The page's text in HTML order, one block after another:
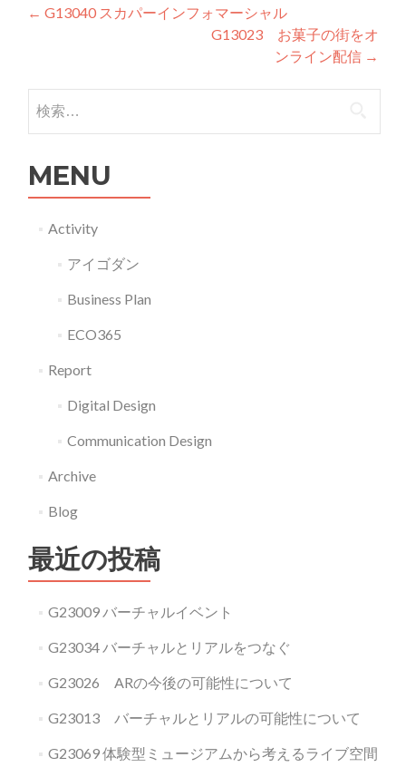
投稿ナビゲーション
← G13040 スカパーインフォマーシャル
G13023 お菓子の街をオ
ンライン配信 →
MENU
Activity
アイゴダン
Business Plan
ECO365
Report
Digital Design
Communication Design
Archive
Blog
最近の投稿
G23009 バーチャルイベント
G23034 バーチャルとリアルをつなぐ
G23026 ARの今後の可能性について
G23013 バーチャルとリアルの可能性について
G23069 体験型ミュージアムから考えるライブ空間